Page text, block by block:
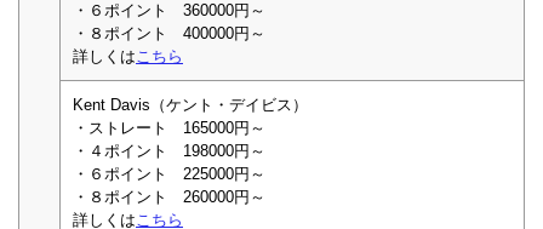
・６ポイント 360000円～
・８ポイント 400000円～
詳しくはこちら
Kent Davis（ケント・デイビス）
・ストレート 165000円～
・４ポイント 198000円～
・６ポイント 225000円～
・８ポイント 260000円～
詳しくはこちら